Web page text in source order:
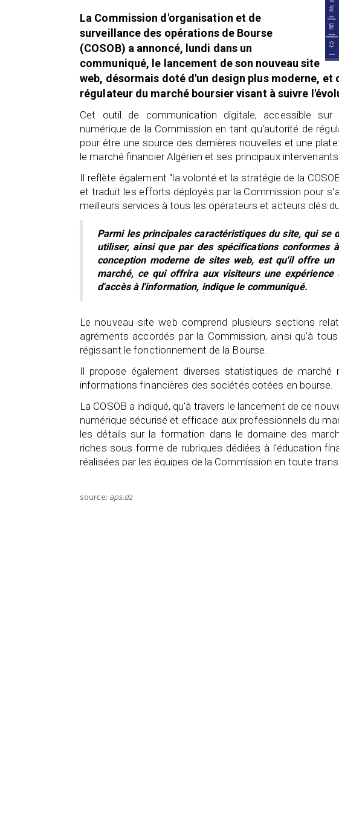
La Commission d'organisation et de
surveillance des opérations de Bourse
(COSOB) a annoncé, lundi dans un
communiqué, le lancement de son nouveau site
web, désormais doté d'un design plus moderne, et
régulateur du marché boursier visant à suivre
Cet outil de communication digitale, accessible sur
numérique de la Commission en tant qu'autorité de
pour être une source des dernières nouvelles et une
le marché financier Algérien et ses principaux
Il reflète également "la volonté et la stratégie de la
et traduit les efforts déployés par la Commission pour
meilleurs services à tous les opérateurs et acteurs clés
Parmi les principales caractéristiques du site, qui
utiliser, ainsi que par des spécifications conformes
conception moderne de sites web, est qu'il offre
marché, ce qui offrira aux visiteurs une
d'accès à l'information, indique le communiqué.
Le nouveau site web comprend plusieurs sections
agréments accordés par la Commission, ainsi qu'à
régissant le fonctionnement de la Bourse.
Il propose également diverses statistiques de
informations financières des sociétés cotées en bourse.
La COSOB a indiqué, qu'à travers le lancement de ce
numérique sécurisé et efficace aux professionnels du
les détails sur la formation dans le domaine des
riches sous forme de rubriques dédiées à l'éducation
réalisées par les équipes de la Commission en toute
source: aps.dz